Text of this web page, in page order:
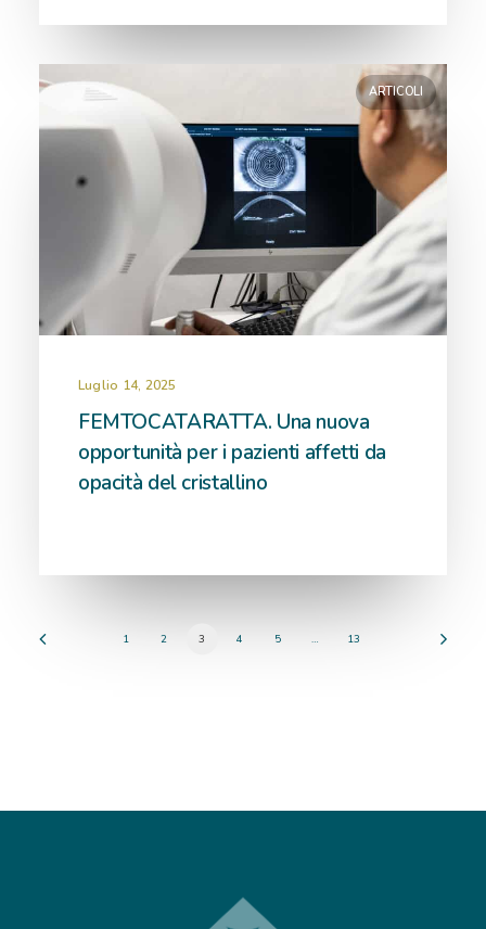
ARTICOLI
Luglio 14, 2025
FEMTOCATARATTA. Una nuova
opportunità per i pazienti affetti da
opacità del cristallino
1 2 3 4 5 … 13